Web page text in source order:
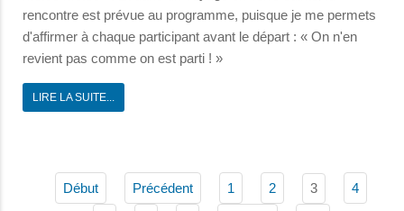
rencontre est prévue au programme, puisque je me permets
d'affirmer à chaque participant avant le départ : « On n'en
revient pas comme on est parti ! »
LIRE LA SUITE...
Début Précédent 1 2 3 4